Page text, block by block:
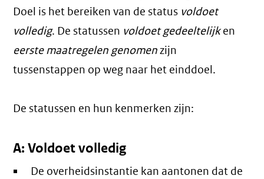
Doel is het bereiken van de status voldoet
volledig. De statussen voldoet gedeeltelijken
eerste maatregelen genomenzijn
tussenstappen op weg naar het einddoel.
De statussen en hun kenmerken zijn:
A: Voldoet volledig
De overheidsinstantie kan aantonen dat de